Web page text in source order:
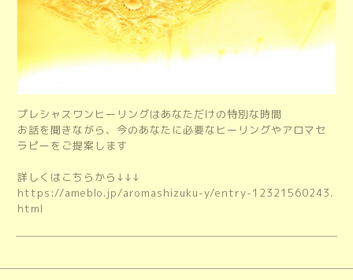
プレシャスワンヒーリングはあなただけの特別な時間
お話を聞きながら、今のあなたに必要なヒーリングやアロマセ
ラピーをご提案します
詳しくはこちらから↓↓↓
https://ameblo.jp/aromashizuku-y/entry-12321560243.
html